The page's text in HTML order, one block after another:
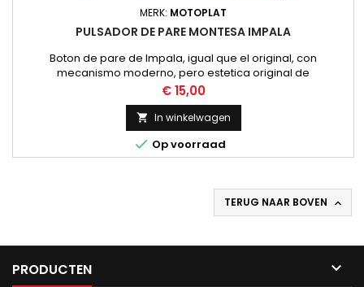
MERK: MOTOPLAT
PULSADOR DE PARE MONTESA IMPALA
Boton de pare de Impala, igual que el original, con
mecanismo moderno, pero estetica original de
Prijs
€ 15,00
 In winkelwagen
 Op voorraad
TERUG NAAR BOVEN 
PRODUCTEN 